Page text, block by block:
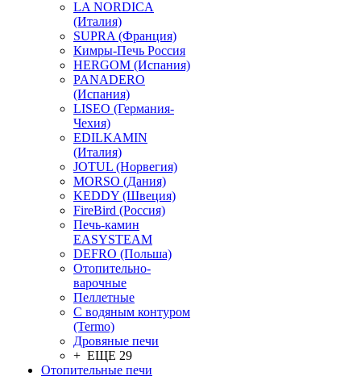
LA NORDICA
(Италия)
SUPRA (Франция)
Кимры-Печь Россия
HERGOM (Испания)
PANADERO
(Испания)
LISEO (Германия-
Чехия)
EDILKAMIN
(Италия)
JOTUL (Норвегия)
MORSO (Дания)
KEDDY (Швеция)
FireBird (Россия)
Печь-камин
EASYSTEAM
DEFRO (Польша)
Отопительно-
варочные
Пеллетные
С водяным контуром
(Termo)
Дровяные печи
+ ЕЩЕ 29
Отопительные печи